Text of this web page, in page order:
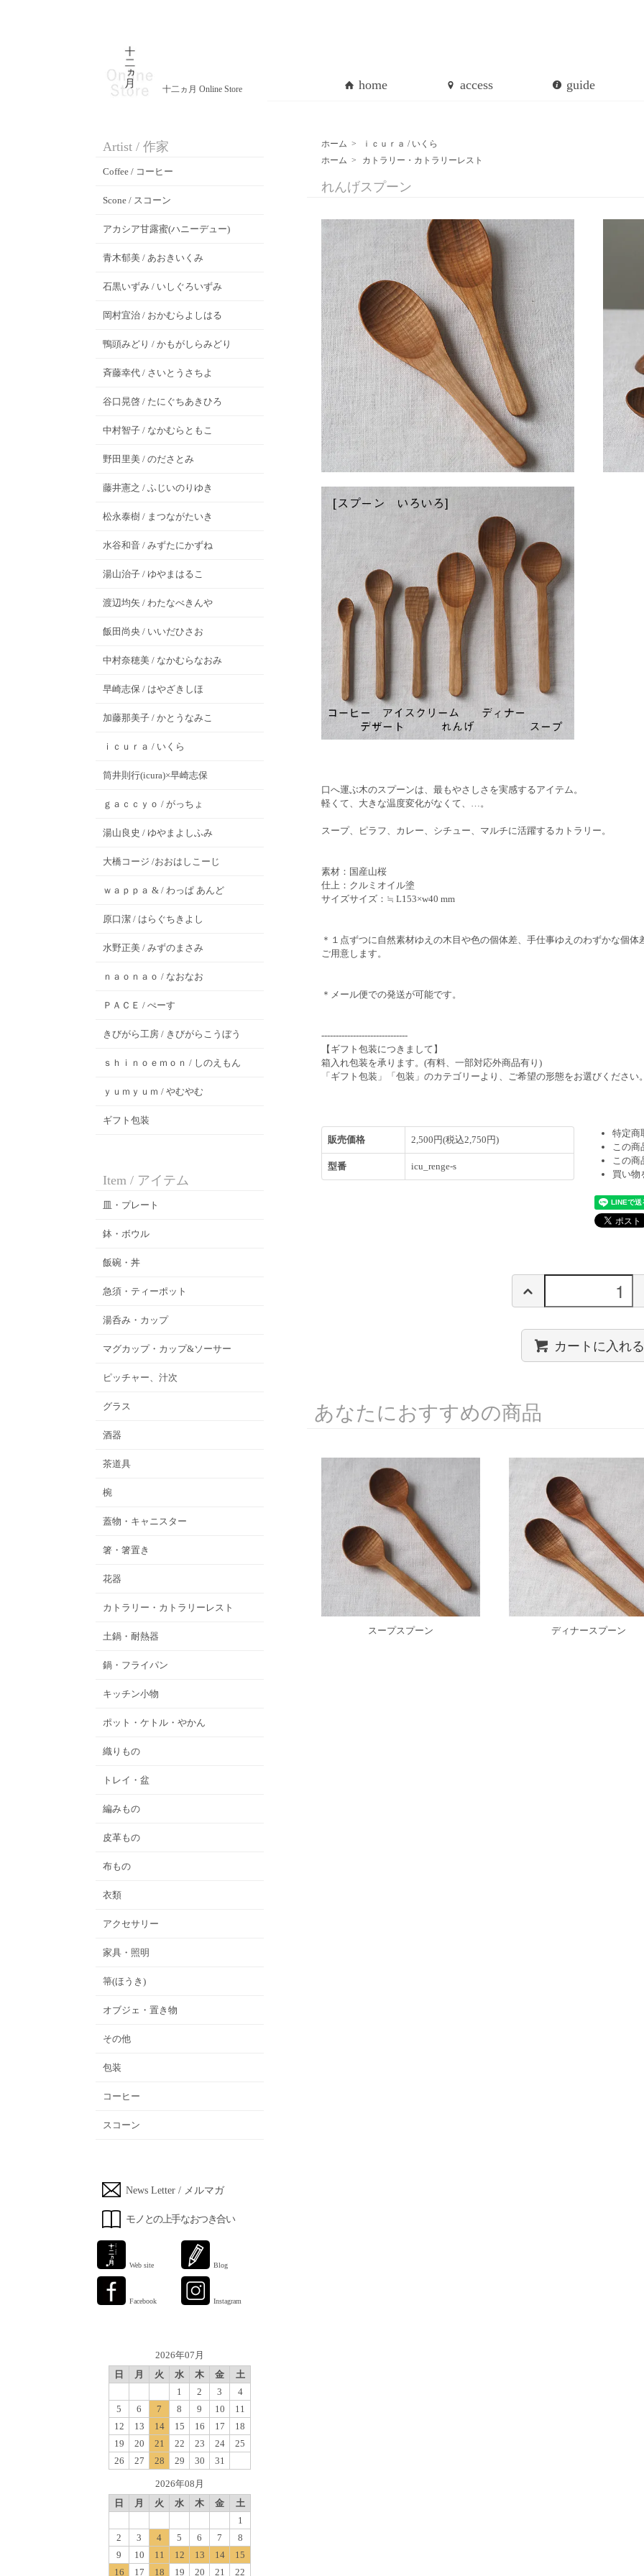
十二ヵ月 Online Store home access guide
ホーム >
ｉｃｕｒａ / いくら
ホーム > カトラリー・カトラリーレスト
れんげスプーン
口へ運ぶ木のスプーンは、最もやさしさを実感するアイテム。
軽くて、大きな温度変化がなくて、…。
スープ、ピラフ、カレー、シチュー、マルチに活躍するカトラリー。
素材：国産山桜
仕上：クルミオイル塗
サイズサイズ：≒ L153×w40 mm
＊１点ずつに自然素材ゆえの木目や色の個体差、手仕事ゆえのわずかな個
ご用意します。
＊メール便での発送が可能です。
------------------------------
【ギフト包装につきまして】
箱入れ包装を承ります。(有料、一部対応外商品有り)
「ギフト包装」「包装」のカテゴリーより、ご希望の形態をお選びください
販売価格 2,500円(税込2,750円)
型番 icu_renge-s
特定商
この
この
買い物
カートに入れる
あなたにおすすめの商品
スープスプーン ディナースプーン
Artist / 作家
Coffee / コーヒー
Scone / スコーン
アカシア甘露蜜(ハニーデュー)
青木郁美 / あおきいくみ
石黒いずみ / いしぐろいずみ
岡村宜治 / おかむらよしはる
鴨頭みどり / かもがしらみどり
斉藤幸代 / さいとうさちよ
谷口晃啓 / たにぐちあきひろ
中村智子 / なかむらともこ
野田里美 / のださとみ
藤井憲之 / ふじいのりゆき
松永泰樹 / まつながたいき
水谷和音 / みずたにかずね
湯山治子 / ゆやまはるこ
渡辺均矢 / わたなべきんや
飯田尚央 / いいだひさお
中村奈穂美 / なかむらなおみ
早崎志保 / はやざきしほ
加藤那美子 / かとうなみこ
ｉｃｕｒａ / いくら
筒井則行(icura)×早崎志保
ｇａｃｃｙｏ / がっちょ
湯山良史 / ゆやまよしふみ
大橋コージ /おおはしこーじ
ｗａｐｐａ & / わっぱ あんど
原口潔 / はらぐちきよし
水野正美 / みずのまさみ
ｎａｏｎａｏ / なおなお
ＰＡＣＥ / ぺーす
きびがら工房 / きびがらこうぼう
ｓｈｉｎｏｅｍｏｎ / しのえもん
ｙｕｍｙｕｍ / やむやむ
ギフト包装
Item / アイテム
皿・プレート
鉢・ボウル
飯碗・丼
急須・ティーポット
湯呑み・カップ
マグカップ・カップ&ソーサー
ピッチャー、汁次
グラス
酒器
茶道具
椀
蓋物・キャニスター
箸・箸置き
花器
カトラリー・カトラリーレスト
土鍋・耐熱器
鍋・フライパン
キッチン小物
ポット・ケトル・やかん
織りもの
トレイ・盆
編みもの
皮革もの
布もの
衣類
アクセサリー
家具・照明
箒(ほうき)
オブジェ・置き物
その他
包装
コーヒー
スコーン
News Letter / メルマガ
モノとの上手なおつき合い
Web site Blog
Facebook Instagram
2026年07月
日
月 火 水 木 金
土
1
2 3
4
5
6 7 8 9 10
11
12
13 14 15 16 17
18
19
20 21 22 23 24
25
26
27 28 29 30 31
2026年08月
日
月 火 水 木 金
土
1
2
3 4 5 6 7
8
9
10 11 12 13 14
15
16
17 18 19 20 21 22